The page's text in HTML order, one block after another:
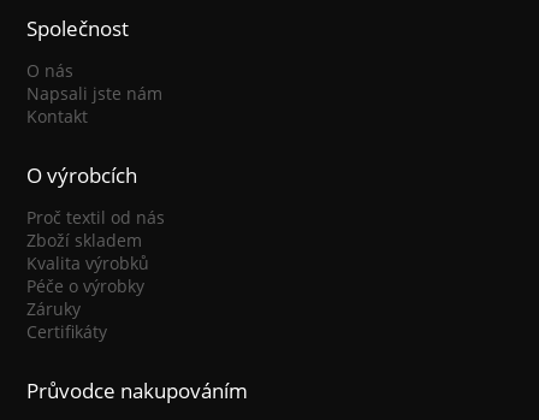
Společnost
O nás
Napsali jste nám
Kontakt
O výrobcích
Proč textil od nás
Zboží skladem
Kvalita výrobků
Péče o výrobky
Záruky
Certifikáty
Průvodce nakupováním